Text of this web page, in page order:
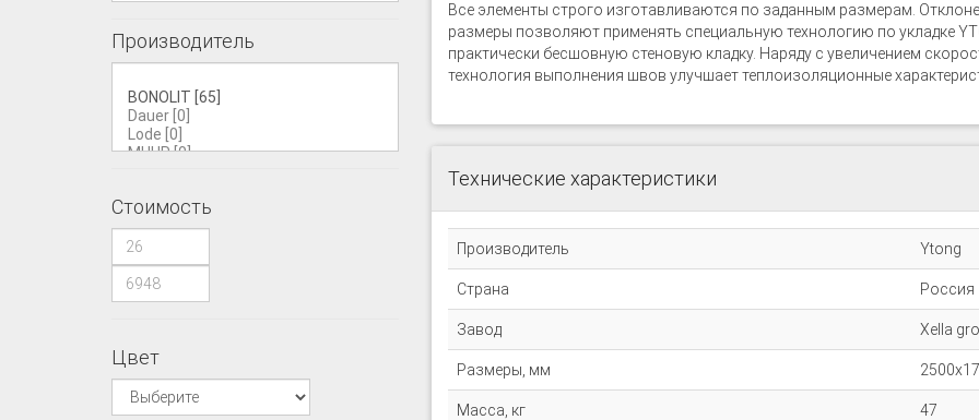
Все элементы строго изготавливаются по заданным размерам.
размеры позволяют применять специальную технологию по укладке
практически бесшовную стеновую кладку. Наряду с увеличением
технология выполнения швов улучшает теплоизоляционные
Технические характеристики
Производитель Ytong
Страна Россия
Завод Xella
Размеры, мм
Масса, кг 47
Производитель
Стоимость
Цвет